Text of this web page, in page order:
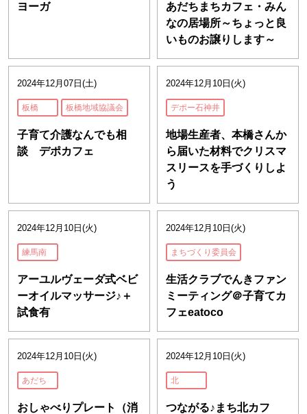
ヨーガ
あだちまちカフェ・みん
なの居場所～ちょっと良
いものお譲りします～
2024年12月07日(土)
板橋 板橋地域協議会
子育て介護なんでも相
談 デポカフェ
2024年12月10日(火)
デポー石神井
地場生産者、本橋さんか
ら届いた材料でクリスマ
スリースを手づくりしよ
う
2024年12月10日(火)
練馬南
アーユルヴェーダ式ベビ
ーオイルマッサージ♪＋
試食有
2024年12月10日(火)
まちづくり委員会
生活クラブでんきファン
ミーティング＠子育てカ
フェeatoco
2024年12月10日(火)
あだち
おしゃべりプレート（消
2024年12月10日(火)
北
つながる♪まち北カフ